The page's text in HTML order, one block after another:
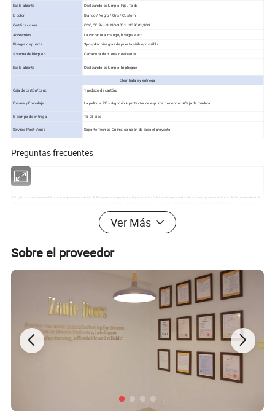
Estilo abierto
Deslizando, columpio, Fijo, Toldo
El color
Blanco / Negro / Gris / Custom
Certificaciones
CCC, CE, RoHS, ISO-9001, ISO9001,SGS
Accesorios
La cerradura, mango, bisagras, etc
Bisagra de puerta
3pcs/4pc bisagras de puerta visible/invisible
Sistema de bloqueo
Cerradura de puerta deslizante
Estilo abierto Deslizando, columpio, bi-pliegue
El embalaje y entrega
Caja de cartón/cant.
1 pedazo de cartón/
Envase y Embalaje La película PE + Algodón + protector de espuma de conner +Caja de madera
El tiempo de entrega 15-25 días
Servicio Post-Venta Soporte Técnico Online, solución de todo el proyecto
Preguntas frecuentes
Q1: ¿Su empresa en una fábrica o empresa comercial? R: Estamos a un profesional y uno de los fabricante y proveedor de la puerta grande en China. Se ha centrado en la
obtener la última versión de los precios? Enviar a: requisitos para nosotros por correo o llamando , responderemos en 24 horas. Puertas Zonle ofrecer no sólo las puertas
de la puerta, pero también La solución del proyecto. P5: ¿Cuál es el plazo de entrega? R: El tiempo de entrega es de 20-30 días, depende de la orden producto y cantidad.
Q6: ¿Cómo acerca de su capacidad de producción? R: La capacidad de producción anual es de 8.2 millones de piezas de la puerta de acero de metal, las puertas
cortafuego y puerta de madera. La capacidad diaria es de más de 20.000 juegos de puertas. P7: ¿con qué frecuencia desarrollar nuevos modelos? R: Nosotros desarrollar
de prueba: Inspección inicial, re-inspección, muestreo e inspección final La inspección. P10: ¿Podría enviarme la muestra antes de realizar un pedido? R: Sí, ofrecen
muestras gratuitas para su evaluación, debe proporcionar la cuenta de mensajería a portes debidos. Puertas correderas de PVC de uPVC sin cerco puerta corrediza
Ver Más
Sobre el proveedor